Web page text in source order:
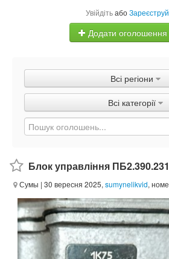
Увійдітьабо
Додати оголошення
Оголошення
Швидка продаж
Всі регіони
Всі категорії
Блок управління ПБ2.390.231
Сумы | 30 вересня 2025, sumynelikvid,